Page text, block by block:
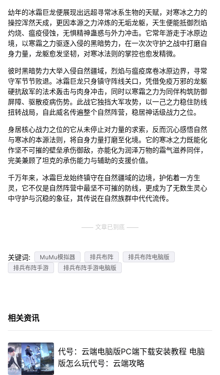
幼年的冰霜巨龙便展现出远超寻常冰系生物的天赋，对寒冰之力的
操控浑然天成，更因本源之力淬炼的无垢龙躯，天生便能抵御烈焰
灼烧、瘟疫侵蚀，无惧精神蛊惑与外力冲击。它常年游走于冰原边
境，以寒霜之力驱逐入侵的黑暗势力，在一次次守护之战中打磨自
身力量，龙躯愈发坚韧，对寒冰法则的掌控也愈发精微。
彼时黑暗势力大举入侵自然疆域，烈焰与瘟疫席卷冰原边界，寻常
守军节节败退。冰霜巨龙只身镇守阵线关口，凭借免疫万邪的龙躯
硬抗敌军的法术轰击与肉身冲击，同时以寒霜之力为同伴构筑防御
屏障、驱散疫病伤势。此战它独挡大军攻势，以一己之力稳住防线
扭转战局，自此威名传遍整个自然阵营，稳居神话级战力之位。
身居核心战力之位的它从未停止对力量的求索，反而沉心感悟自然
与寒冰的本源法则，将自身力量打磨至化境。它的寒冰之力既能化
作坚不可摧的壁垒承伤御敌，亦能化为润泽万物的霜气滋养同伴，
完美兼顾了坦克的承伤能力与辅助的支援价值。
千万年来，冰霜巨龙始终镇守在自然疆域的边境，护佑着一方生
灵，它不仅是自然阵营中最坚不可摧的防线，更成为了无数生灵心
中守护与沉稳的象征，其传说在自然族群中代代流传。
文章已到底
关键词: MuMu模拟器 排兵布阵
排兵布阵电脑版
排兵布阵手游
排兵布阵手游电脑版
相关资讯
代号：云端电脑版PC端下载安装教程 电脑
版怎么玩代号：云端攻略